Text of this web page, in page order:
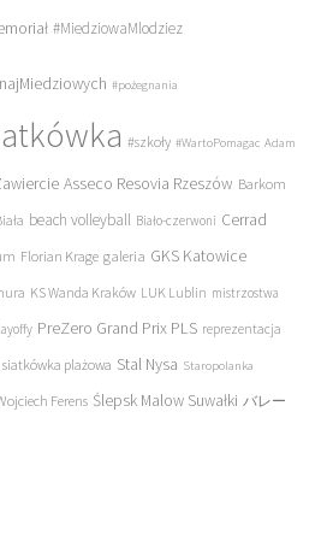
#MiedziowaMlodziez
#pożegnania
#szkoły #WartoPomagac Adam
Asseco Resovia Rzeszów Barkom
beach volleyball Biało-czerwoni Cerrad
Florian Krage galeria GKS Katowice
KS Wanda Kraków LUK Lublin mistrzostwa
PreZero Grand Prix PLS reprezentacja
siatkówka plażowa Stal Nysa Staropolanka
Ferens Ślepsk Malow Suwałki バレー